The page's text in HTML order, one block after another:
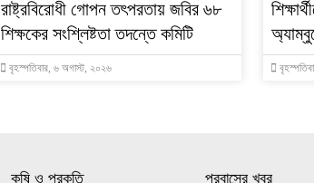
রাষ্ট্রবিরোধী গোপন তৎপরতায় জবির ৬৮
শিক্ষকের সংশ্লিষ্টতা তদন্তে কমিটি
বৃহস্পতিবার, ৬ অগাস্ট, ২০২৬
কৃষি ও প্রকৃতি প্রবাসের খবর